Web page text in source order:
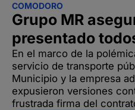
COMODORO
Grupo MR
presentado
En el marco de la
servicio de transporte
Municipio y la empresa
expusieron versiones
frustrada firma del